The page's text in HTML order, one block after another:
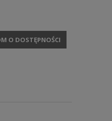
O DOSTĘPNOŚCI